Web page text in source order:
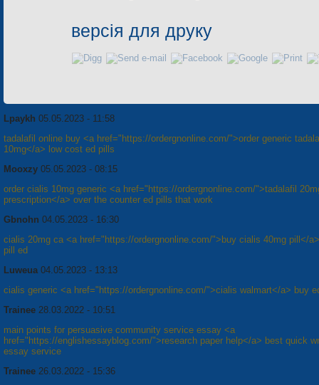
версія для друку
Lpaykh 05.05.2023 - 11:58
tadalafil online buy <a href="https://ordergnonline.com/">order generic
10mg</a> low cost ed pills
Mooxzy 05.05.2023 - 08:15
order cialis 10mg generic <a href="https://ordergnonline.com/">tadalafil
prescription</a> over the counter ed pills that work
Gbnohn 04.05.2023 - 16:30
cialis 20mg ca <a href="https://ordergnonline.com/">buy cialis 40mg pill</
pill ed
Luweua 04.05.2023 - 13:13
cialis generic <a href="https://ordergnonline.com/">cialis walmart</a> buy
Trainee 28.03.2022 - 10:51
main points for persuasive community service essay <a
href="https://englishessayblog.com/">research paper help</a> best quick
essay service
Trainee 26.03.2022 - 15:36